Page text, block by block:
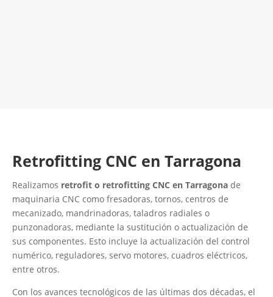
Retrofitting CNC en Tarragona
Realizamos retrofit o retrofitting CNC en Tarragona de
maquinaria CNC como fresadoras, tornos, centros de
mecanizado, mandrinadoras, taladros radiales o
punzonadoras, mediante la sustitución o actualización de
sus componentes. Esto incluye la actualización del control
numérico, reguladores, servo motores, cuadros eléctricos,
entre otros.
Con los avances tecnológicos de las últimas dos décadas, el